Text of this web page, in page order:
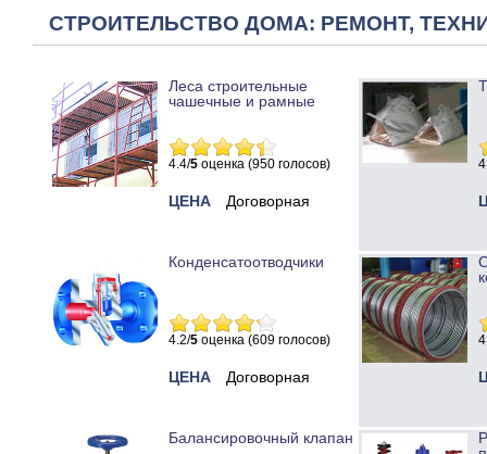
СТРОИТЕЛЬСТВО ДОМА: РЕМОНТ,
Леса строительные
чашечные и рамные
4.4/5 оценка (950 голосов)
ЦЕНА Договорная
Конденсатоотводчики
4.2/5 оценка (609 голосов)
ЦЕНА Договорная
Балансировочный клапан